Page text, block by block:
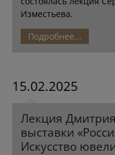
Изместьева.
Подробнее...
15.02.2025
Лекция
выставки
Искусство